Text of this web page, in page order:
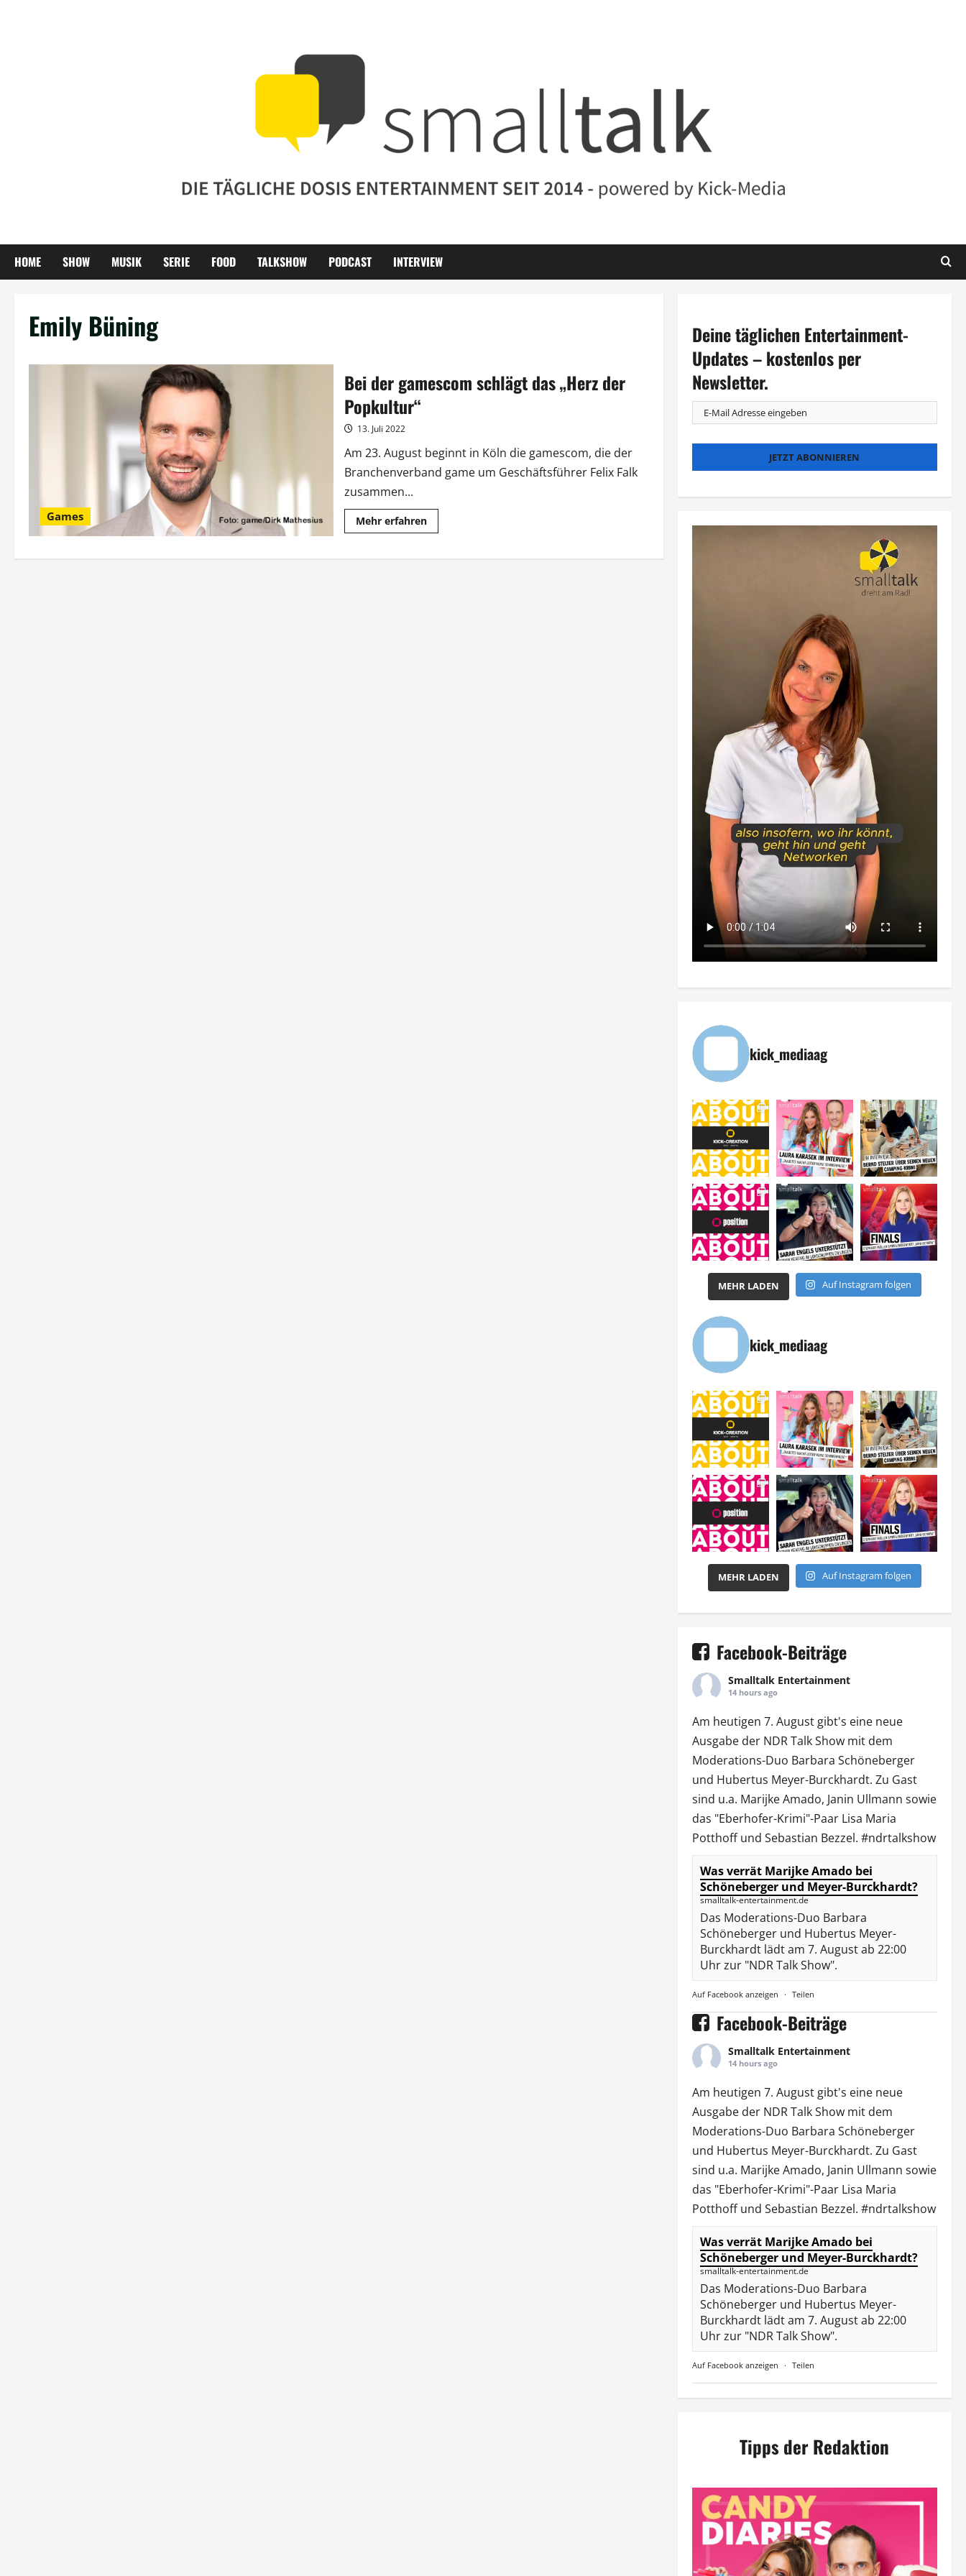
HOME SHOW MUSIK SERIE FOOD TALKSHOW PODCAST INTERVIEW
Emily Büning
Games
Bei der gamescom schlägt das „Herz der
Popkultur“
13. Juli 2022
Am 23. August beginnt in Köln die gamescom, die der
Branchenverband game um Geschäftsführer Felix Falk
zusammen...
Mehr erfahrenMehr
Informationen
der
Deine täglichen Entertainment-
Updates – kostenlos per
Newsletter.
kick_mediaag
MEHR LADEN Auf Instagram folgen
kick_mediaag
MEHR LADEN Auf Instagram folgen
Facebook-Beiträge
Smalltalk Entertainment
14 hours ago
Am heutigen 7. August gibt's eine neue
Ausgabe der NDR Talk Showmit dem
Moderations-Duo Barbara Schöneberger
und Hubertus Meyer-Burckhardt. Zu Gast
sind u.a. Marijke Amado, Janin Ullmann sowie
das "Eberhofer-Krimi"-Paar Lisa Maria
Potthoff und Sebastian Bezzel. #ndrtalkshow
Was verrät Marijke Amado bei
Schöneberger und Meyer-Burckhardt?
smalltalk-entertainment.de
Das Moderations-Duo Barbara
Schöneberger und Hubertus Meyer-
Burckhardt lädt am 7. August ab 22:00
Uhr zur "NDR Talk Show".
Auf Facebook anzeigen · Teilen
Facebook-Beiträge
Smalltalk Entertainment
14 hours ago
Am heutigen 7. August gibt's eine neue
Ausgabe der NDR Talk Showmit dem
Moderations-Duo Barbara Schöneberger
und Hubertus Meyer-Burckhardt. Zu Gast
sind u.a. Marijke Amado, Janin Ullmann sowie
das "Eberhofer-Krimi"-Paar Lisa Maria
Potthoff und Sebastian Bezzel. #ndrtalkshow
Was verrät Marijke Amado bei
Schöneberger und Meyer-Burckhardt?
smalltalk-entertainment.de
Das Moderations-Duo Barbara
Schöneberger und Hubertus Meyer-
Burckhardt lädt am 7. August ab 22:00
Uhr zur "NDR Talk Show".
Auf Facebook anzeigen · Teilen
Tipps der Redaktion